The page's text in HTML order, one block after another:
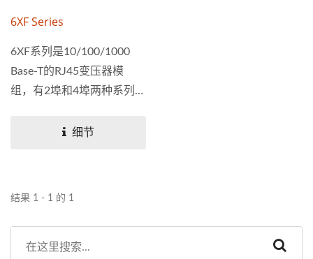
6XF Series
6XF系列是10/100/1000
Base-T的RJ45变压器模
组，有2埠和4埠两种系列规
细节
结果 1 - 1 的 1